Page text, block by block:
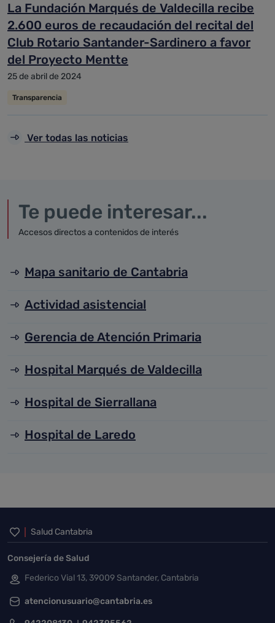
La Fundación Marqués de Valdecilla recibe
2.600 euros de recaudación del recital del
Club Rotario Santander-Sardinero a favor
del Proyecto Mentte
25 de abril de 2024
Transparencia
Ver todas las noticias
Te puede interesar...
Accesos directos a contenidos de interés
Mapa sanitario de Cantabria
Actividad asistencial
Gerencia de Atención Primaria
Hospital Marqués de Valdecilla
Hospital de Sierrallana
Hospital de Laredo
Inicio del pie de página
Salud Cantabria
Consejería de Salud
Federico Vial 13, 39009 Santander, Cantabria
atencionusuario@cantabria.es